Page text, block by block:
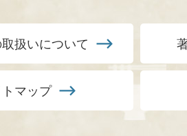
扱いについて
マップ